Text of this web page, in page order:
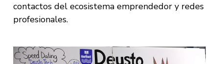
contactos del ecosistema emprendedor y redes
profesionales.